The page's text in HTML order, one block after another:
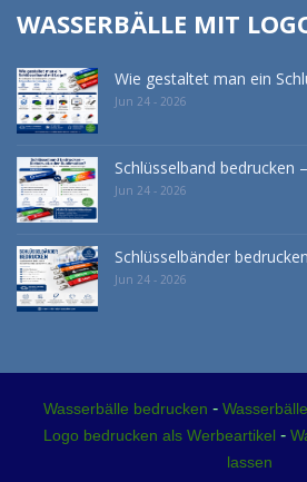
WASSERBÄLLE MIT
Wie gestaltet man ein
Jun 24 - 2026
Schlüsselband bedrucken
Jun 24 - 2026
Schlüsselbänder
Jun 24 - 2026
Wasserbälle bedrucken -
Logo bedrucken als Werbeartikel -
lassen